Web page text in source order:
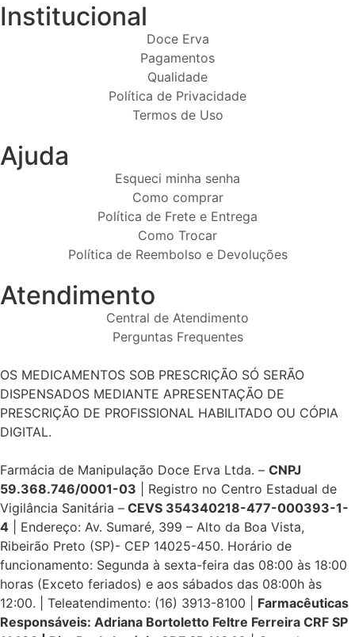
Institucional
Doce Erva
Pagamentos
Qualidade
Política de Privacidade
Termos de Uso
Ajuda
Esqueci minha senha
Como comprar
Política de Frete e Entrega
Como Trocar
Política de Reembolso e Devoluções
Atendimento
Central de Atendimento
Perguntas Frequentes
OS MEDICAMENTOS SOB PRESCRIÇÃO SÓ SERÃO
DISPENSADOS MEDIANTE APRESENTAÇÃO DE
PRESCRIÇÃO DE PROFISSIONAL HABILITADO OU CÓPIA
DIGITAL.
Farmácia de Manipulação Doce Erva Ltda. – CNPJ
59.368.746/0001-03 | Registro no Centro Estadual de
Vigilância Sanitária – CEVS 354340218-477-000393-1-
4 | Endereço: Av. Sumaré, 399 – Alto da Boa Vista,
Ribeirão Preto (SP)- CEP 14025-450. Horário de
funcionamento: Segunda à sexta-feira das 08:00 às 18:00
horas (Exceto feriados) e aos sábados das 08:00h às
12:00. | Teleatendimento: (16) 3913-8100 | Farmacêuticas
Responsáveis: Adriana Bortoletto Feltre Ferreira CRF SP